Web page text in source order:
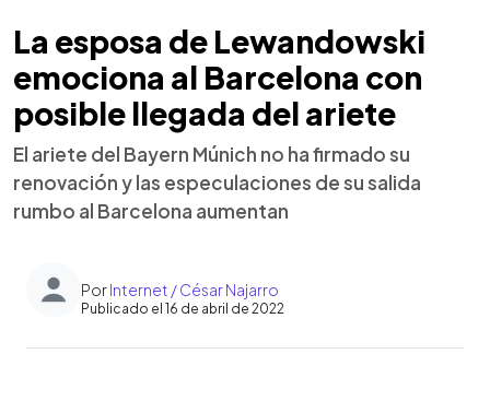
La esposa de Lewandowski
emociona al Barcelona con
posible llegada del ariete
El ariete del Bayern Múnich no ha firmado su
renovación y las especulaciones de su salida
rumbo al Barcelona aumentan
PorInternet / César Najarro
Publicado el 16 de abril de 2022